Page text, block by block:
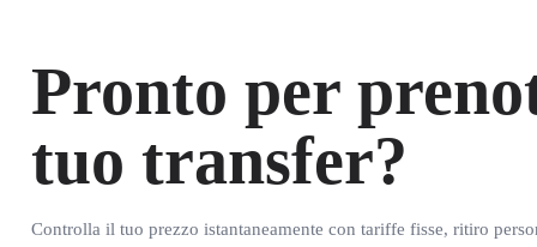
Pronto per
tuo transfer?
Controlla il tuo prezzo istantaneamente con tariffe fisse, ritiro